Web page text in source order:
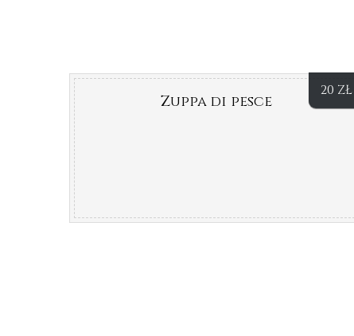
20 ZŁ
Zuppa di pesce